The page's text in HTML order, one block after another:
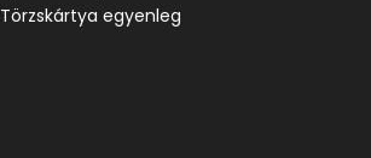
Törzskártya egyenleg